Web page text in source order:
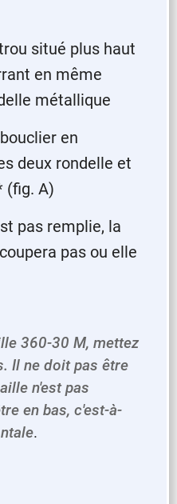
situé plus haut
en même
métallique
en
deux rondelle et
(fig. A)
pas remplie, la
pas ou elle
360-30 M, mettez
Il ne doit pas être
n'est pas
en bas, c'est-à-
.